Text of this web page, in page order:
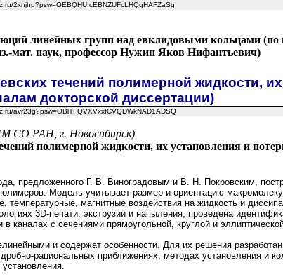
2xnjhp?psw=OEBQHUIcEBNZUFcLHQgHAFZaSg
линейных групп над евклидовыми кольцами (по
мат. наук, профессор Нужин Яков Нифантьевич)
течений полимерной жидкости,
докторской диссертации)
avr23g?psw=OBlTFQVXVxxfCVQDWkNAD1ADSQ
СО РАН, г. Новосибирск)
полимерной жидкости, их установления и
предложенного Г. В. Виноградовым и В. Н. Покровским,
Модель учитывает размер и ориентацию
температурные, магнитные воздействия на жидкость и
3D-печати, экструзии и напыления, проведена
в каналах с сечениями прямоугольной, круглой и
и содержат особенности. Для их решения
рациональных приближениях, методах установления и